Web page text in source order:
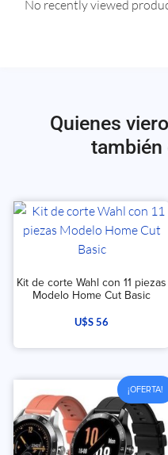
No recently viewed
Quienes
también
Kit de corte Wahl con 11 piezas
Modelo Home Cut Basic
U$S56
¡OFERTA!